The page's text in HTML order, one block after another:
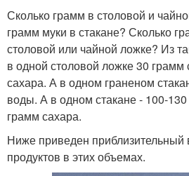
Сколько грамм в столовой и
грамм муки в стакане? Сколько
столовой или чайной ложке? Из
в одной столовой ложке 30 грамм
сахара. А в одном граненом
воды. А в одном стакане - 100-
грамм сахара.
Ниже приведен приблизительный
продуктов в этих объемах.